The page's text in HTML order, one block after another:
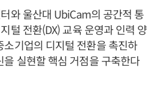
와 울산대 UbiCam의 공간적 통
털 전환(DX) 교육 운영과 인력 양
기업의 디지털 전환을 촉진하
실현할 핵심 거점을 구축한다